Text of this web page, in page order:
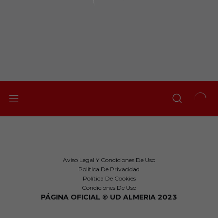
Aviso Legal Y Condiciones De Uso
Política De Privacidad
Política De Cookies
Condiciones De Uso
PÁGINA OFICIAL © UD ALMERIA 2023